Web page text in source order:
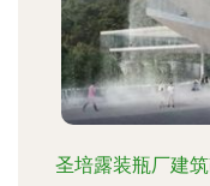
圣培露装瓶厂建